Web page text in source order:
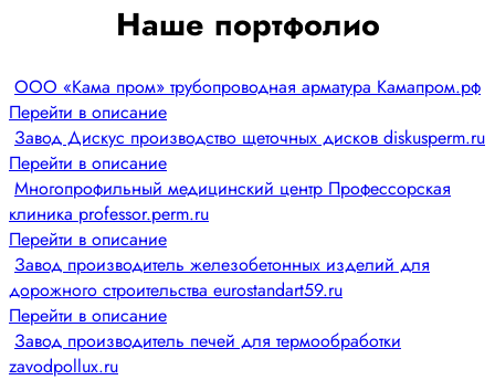
Наше портфолио
ООО «Кама пром» трубопроводная арматура Камапром.рф
Перейти в описание
Завод Дискус производство щеточных дисков diskusperm.ru
Перейти в описание
Многопрофильный медицинский центр Профессорская
клиника professor.perm.ru
Перейти в описание
Завод производитель железобетонных изделий для
дорожного строительства eurostandart59.ru
Перейти в описание
Завод производитель печей для термообработки
zavodpollux.ru